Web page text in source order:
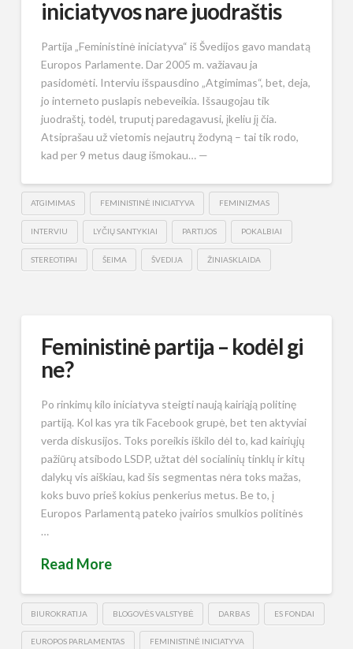
iniciatyvos nare juodraštis
Partija „Feministinė iniciatyva“ iš Švedijos gavo mandatą
Europos Parlamente. Dar 2005 m. važiavau ja
pasidomėti. Interviu išspausdino „Atgimimas“, bet, deja,
jo interneto puslapis nebeveikia. Išsaugojau tik
juodraštį, todėl, truputį paredagavusi, įkeliu jį čia.
Atsiprašau už vietomis nejautrų žodyną – tai tik rodo,
kad per 9 metus daug išmokau… —
ATGIMIMAS FEMINISTINĖ INICIATYVA FEMINIZMAS
INTERVIU LYČIŲ SANTYKIAI PARTIJOS POKALBIAI
STEREOTIPAI ŠEIMA ŠVEDIJA ŽINIASKLAIDA
Feministinė partija – kodėl gi
ne?
Po rinkimų kilo iniciatyva steigti naują kairiąją politinę
partiją. Kol kas yra tik Facebook grupė, bet ten aktyviai
verda diskusijos. Toks poreikis iškilo dėl to, kad kairiųjų
pažiūrų atsibodo LSDP, užtat dėl socialinių tinklų ir kitų
dalykų vis aiškiau, kad šis segmentas nėra toks mažas,
koks buvo prieš kokius penkerius metus. Be to, į
Europos Parlamentą pateko įvairios smulkios politinės
…
Read More
BIUROKRATIJA BLOGOVĖS VALSTYBĖ DARBAS ES FONDAI
EUROPOS PARLAMENTAS FEMINISTINĖ INICIATYVA